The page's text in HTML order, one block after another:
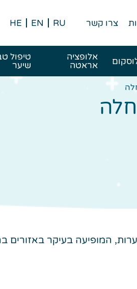
צרו קשר HE EN RU
אלופציה
אראטה
טיפול
שיער
המופיעה בעיקר